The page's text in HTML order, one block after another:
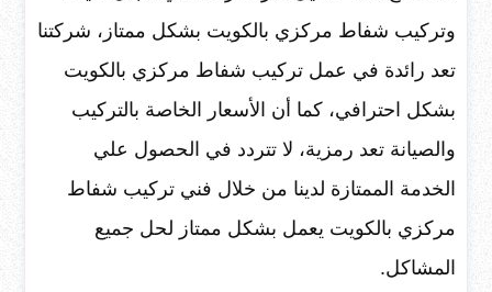
وتركيب شفاط مركزي بالكويت بشكل ممتاز، شركتنا
تعد رائدة في عمل تركيب شفاط مركزي بالكويت
بشكل احترافي، كما أن الأسعار الخاصة بالتركيب
والصيانة تعد رمزية، لا تتردد في الحصول علي
الخدمة الممتازة لدينا من خلال فني تركيب شفاط
مركزي بالكويت يعمل بشكل ممتاز لحل جميع
المشاكل.